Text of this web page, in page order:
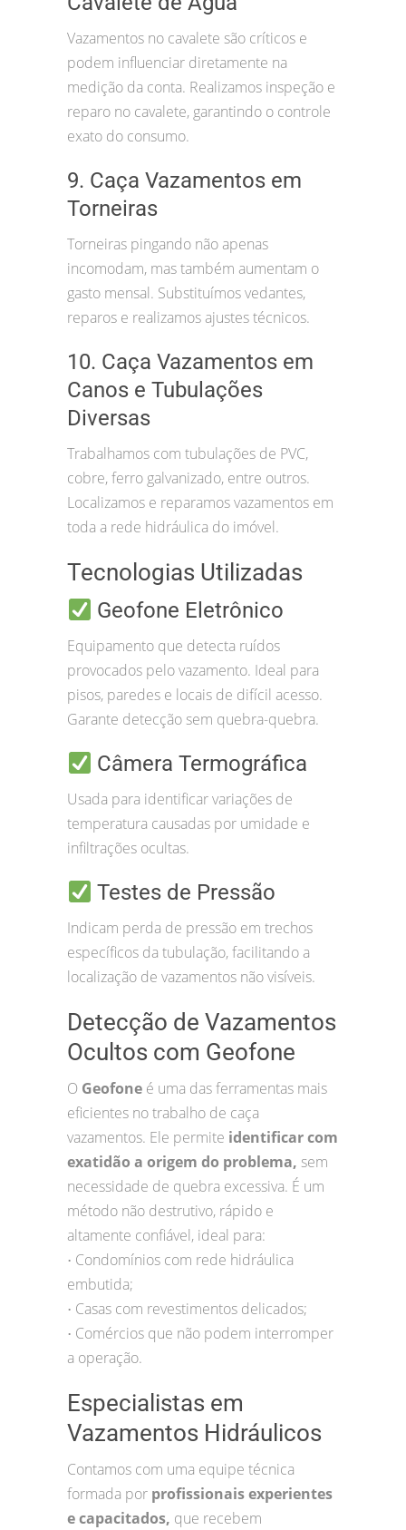
Vazamentos no cavalete são críticos e
podem influenciar diretamente na
medição da conta. Realizamos inspeção e
reparo no cavalete, garantindo o controle
exato do consumo.
9. Caça Vazamentos em
Torneiras
Torneiras pingando não apenas
incomodam, mas também aumentam o
gasto mensal. Substituímos vedantes,
reparos e realizamos ajustes técnicos.
10. Caça Vazamentos em
Canos e Tubulações
Diversas
Trabalhamos com tubulações de PVC,
cobre, ferro galvanizado, entre outros.
Localizamos e reparamos vazamentos em
toda a rede hidráulica do imóvel.
Tecnologias Utilizadas
Geofone Eletrônico
Equipamento que detecta ruídos
provocados pelo vazamento. Ideal para
pisos, paredes e locais de difícil acesso.
Garante detecção sem quebra-quebra.
Câmera Termográfica
Usada para identificar variações de
temperatura causadas por umidade e
infiltrações ocultas.
Testes de Pressão
Indicam perda de pressão em trechos
específicos da tubulação, facilitando a
localização de vazamentos não visíveis.
Detecção de Vazamentos
Ocultos com Geofone
O Geofone é uma das ferramentas mais
eficientes no trabalho de caça
vazamentos. Ele permite identificar com
exatidão a origem do problema, sem
necessidade de quebra excessiva. É um
método não destrutivo, rápido e
altamente confiável, ideal para:
• Condomínios com rede hidráulica
embutida;
• Casas com revestimentos delicados;
• Comércios que não podem interromper
a operação.
Especialistas em
Vazamentos Hidráulicos
Contamos com uma equipe técnica
formada por profissionais experientes
e capacitados, que recebem